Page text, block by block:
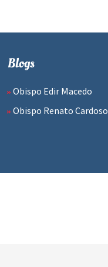
Blogs
Obispo Edir Macedo
Obispo Renato Cardoso